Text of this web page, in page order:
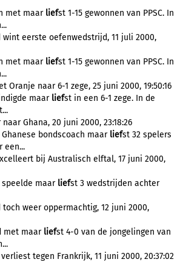
met maar liefst 1-15 gewonnen van PPSC. In
wint eerste oefenwedstrijd, 11 juli 2000,
met maar liefst 1-15 gewonnen van PPSC. In
Oranje naar 6-1 zege, 25 juni 2000, 19:50:16
maar liefst in een 6-1 zege. In de
Ghana, 20 juni 2000, 23:18:26
bondscoach maar liefst 32 spelers
een...
bij Australisch elftal, 17 juni 2000,
speelde maar liefst 3 wedstrijden achter
toch weer oppermachtig, 12 juni 2000,
met maar liefst 4-0 van de jongelingen van
tegen Frankrijk, 11 juni 2000, 20:37:02